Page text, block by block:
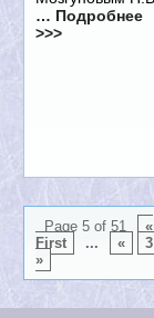
… Подробнее
>>>
Page 5 of 51
«
First
... «
3
»